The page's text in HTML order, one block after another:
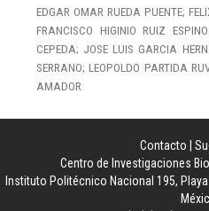
EDGAR OMAR RUEDA PUENTE;
FRANCISCO HIGINIO RUIZ
CEPEDA; JOSE LUIS GARCIA
SERRANO; LEOPOLDO PARTIDA
AMADOR
Contacto
Centro de Investigaciones
Instituto Politécnico Nacional 195, Playa